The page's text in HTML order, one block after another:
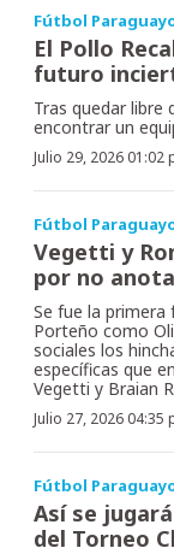
Fútbol
El Pollo
futuro
Tras quedar libre
encontrar un
Julio 29, 2026 01:02
Fútbol
Vegetti y
por no
Se fue la primera
Porteño como
sociales los
específicas que
Vegetti y Braian
Julio 27, 2026 04:35
Fútbol
Así se
del Torneo